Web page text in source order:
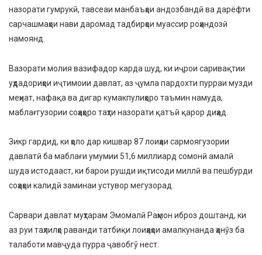
назорати гумрукӣ, тавсеаи манбаъҳои андозбандӣ ва дарёфти
сарчашмаҳои нави даромад тадбирҳои муассир роҳандозӣ
намоянд.
Вазорати молия вазифадор карда шуд, ки иҷрои саривақтии
уҳдадориҳои иҷтимоии давлат, аз ҷумла пардохти пурраи музди
меҳнат, нафақа ва дигар кумакпулиҳоро таъмин намуда,
маблағгузории соҳаҳоро таҳти назорати қатъӣ қарор диҳад.
Зикр гардид, ки ҳоло дар кишвар 87 лоиҳаи сармоягузории
давлатӣ ба маблағи умумии 51,6 миллиард сомонӣ амалӣ
шуда истодааст, ки барои рушди иқтисоди миллӣ ва пешбурди
соҳаҳои калидӣ заминаи устувор мегузорад.
Сарвари давлат муҳтарам Эмомалӣ Раҳмон иброз доштанд, ки
аз руи таҳлилҳо раванди татбиқи лоиҳаҳои амалкунанда ҳанӯз ба
талаботи мавҷуда пурра ҷавобгӯ нест.